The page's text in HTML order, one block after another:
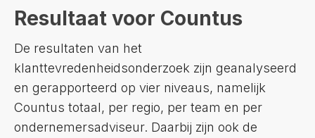
Resultaat voor Countus
De resultaten van het
klanttevredenheidsonderzoek zijn geanalyseerd
en gerapporteerd op vier niveaus, namelijk
Countus totaal, per regio, per team en per
ondernemersadviseur. Daarbij zijn ook de